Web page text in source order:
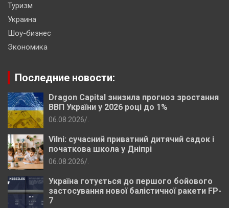
Туризм
Украина
Шоу-бизнес
Экономика
Последние новости:
Dragon Capital знизила прогноз зростання
ВВП України у 2026 році до 1%
06.08.2026
Vilni: сучасний приватний дитячий садок і
початкова школа у Дніпрі
06.08.2026
Україна готується до першого бойового
застосування нової балістичної ракети FP-
7